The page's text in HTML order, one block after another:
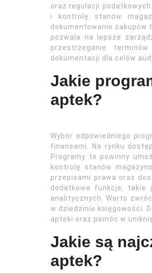
oraz regulacji
i kontrolę stanów
dokumentowanie zakupów
pozwala na lepsze
przestrzeganie
dokumentacji dla celów
Jakie
aptek?
Wybór odpowiedniego
finansami. Na rynku
Programy te powinny
kontrolę stanów
przepisami prawa oraz
dodatkowe funkcje, takie
analitycznych. Warto
w dziedzinie księgowości.
apteki oraz pomóc w
Jakie są
aptek?